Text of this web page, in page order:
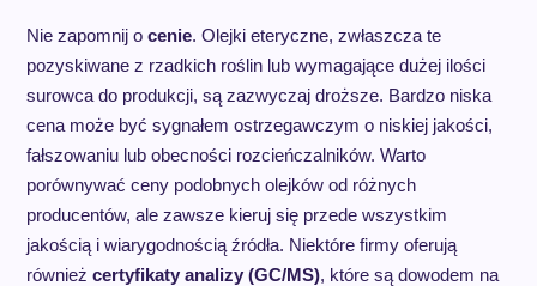
Nie zapomnij o cenie. Olejki eteryczne, zwłaszcza te
pozyskiwane z rzadkich roślin lub wymagające dużej ilości
surowca do produkcji, są zazwyczaj droższe. Bardzo niska
cena może być sygnałem ostrzegawczym o niskiej jakości,
fałszowaniu lub obecności rozcieńczalników. Warto
porównywać ceny podobnych olejków od różnych
producentów, ale zawsze kieruj się przede wszystkim
jakością i wiarygodnością źródła. Niektóre firmy oferują
również certyfikaty analizy (GC/MS), które są dowodem na